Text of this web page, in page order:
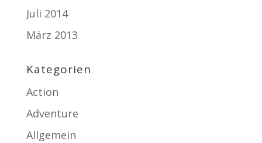
Juli 2014
März 2013
Kategorien
Action
Adventure
Allgemein